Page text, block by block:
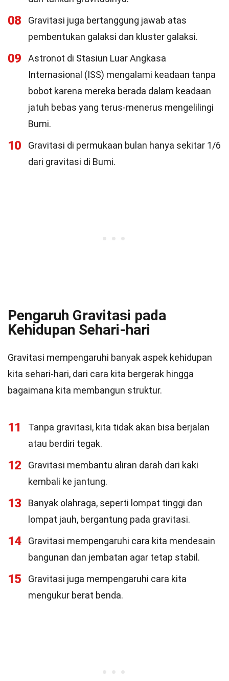
08
Gravitasi juga bertanggung jawab atas
pembentukan galaksi dan kluster galaksi.
09
Astronot di Stasiun Luar Angkasa
Internasional (ISS) mengalami keadaan tanpa
bobot karena mereka berada dalam keadaan
jatuh bebas yang terus-menerus mengelilingi
Bumi.
10
Gravitasi di permukaan bulan hanya sekitar 1/6
dari gravitasi di Bumi.
Pengaruh Gravitasi pada
Kehidupan Sehari-hari
Gravitasi mempengaruhi banyak aspek kehidupan
kita sehari-hari, dari cara kita bergerak hingga
bagaimana kita membangun struktur.
11
Tanpa gravitasi, kita tidak akan bisa berjalan
atau berdiri tegak.
12
Gravitasi membantu aliran darah dari kaki
kembali ke jantung.
13
Banyak olahraga, seperti lompat tinggi dan
lompat jauh, bergantung pada gravitasi.
14
Gravitasi mempengaruhi cara kita mendesain
bangunan dan jembatan agar tetap stabil.
15
Gravitasi juga mempengaruhi cara kita
mengukur berat benda.